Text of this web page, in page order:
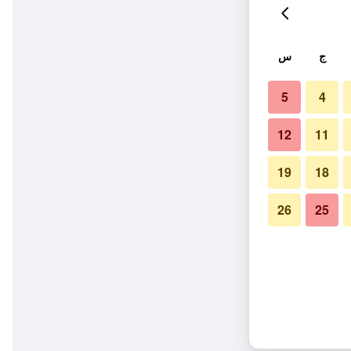
ج س
4
5
11
12
18
19
25
26